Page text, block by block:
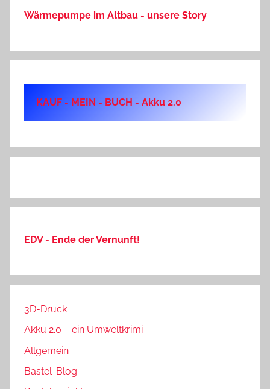
Wärmepumpe im Altbau - unsere Story
KAUF - MEIN - BUCH - Akku 2.0
EDV - Ende der Vernunft!
3D-Druck
Akku 2.0 – ein Umweltkrimi
Allgemein
Bastel-Blog